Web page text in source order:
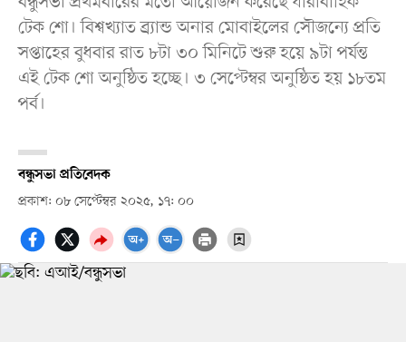
টেক শো। বিশ্বখ্যাত ব্র্যান্ড অনার মোবাইলের সৌজন্যে প্রতি
সপ্তাহের বুধবার রাত ৮টা ৩০ মিনিটে শুরু হয়ে ৯টা পর্যন্ত
এই টেক শো অনুষ্ঠিত হচ্ছে। ৩ সেপ্টেম্বর অনুষ্ঠিত হয় ১৮তম
পর্ব।
বন্ধুসভা প্রতিবেদক
প্রকাশ: ০৮ সেপ্টেম্বর ২০২৫, ১৭: ০০